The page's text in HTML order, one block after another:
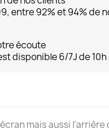
entre 92% et 94% de
écoute
disponible 6/7J de 10h
mais aussi l'arrière